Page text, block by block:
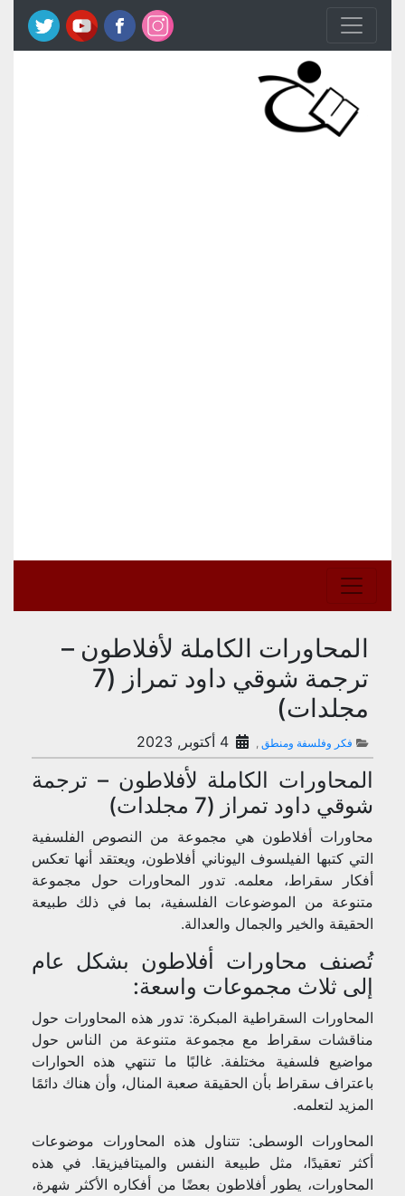
المحاورات الكاملة لأفلاطون –
ترجمة شوقي داود تمراز (7
مجلدات)
فكر وفلسفة ومنطق ,
المحاورات الكاملة لأفلاطون – ترجمة
شوقي داود تمراز (7 مجلدات)
محاورات أفلاطون هي مجموعة من النصوص الفلسفية
التي كتبها الفيلسوف اليوناني أفلاطون، ويعتقد أنها تعكس
أفكار سقراط، معلمه. تدور المحاورات حول مجموعة
متنوعة من الموضوعات الفلسفية، بما في ذلك طبيعة
الحقيقة والخير والجمال والعدالة.
تُصنف محاورات أفلاطون بشكل عام
إلى ثلاث مجموعات واسعة:
المحاورات السقراطية المبكرة: تدور هذه المحاورات حول
مناقشات سقراط مع مجموعة متنوعة من الناس حول
مواضيع فلسفية مختلفة. غالبًا ما تنتهي هذه الحوارات
باعتراف سقراط بأن الحقيقة صعبة المنال، وأن هناك دائمًا
المزيد لتعلمه.
المحاورات الوسطى: تتناول هذه المحاورات موضوعات
أكثر تعقيدًا، مثل طبيعة النفس والميتافيزيقا. في هذه
المحاورات، يطور أفلاطون بعضًا من أفكاره الأكثر شهرة،